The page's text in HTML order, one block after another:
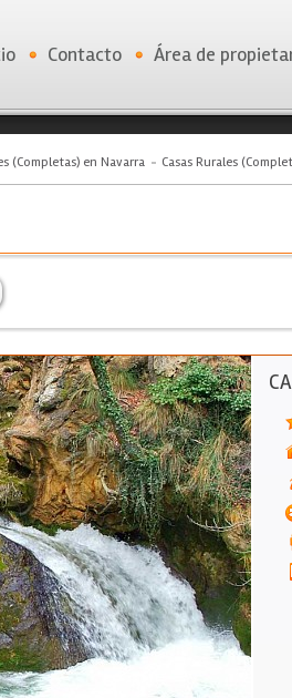
Contacto Área de
(Completas) en Navarra Casas Rurales